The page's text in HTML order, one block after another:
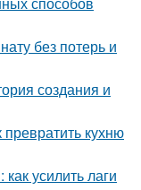
без потерь и
создания и
кухню
усилить лаги